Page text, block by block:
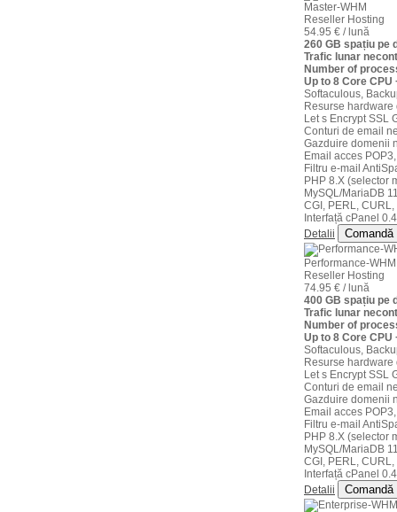
Master-WHM
Reseller Hosting
54.95 € / lună
260 GB spațiu pe
Trafic lunar
Number of
Up to 8 Core CPU
Softaculous,
Resurse hardware
Let s Encrypt SSL
Conturi de email
Gazduire domenii
Email acces
Filtru e-mail
PHP 8.X (selector
MySQL/MariaDB
CGI, PERL,
Interfață cPanel
Detalii
Comandă
Performance-WHM
Reseller Hosting
74.95 € / lună
400 GB spațiu pe
Trafic lunar
Number of
Up to 8 Core CPU
Softaculous,
Resurse hardware
Let s Encrypt SSL
Conturi de email
Gazduire domenii
Email acces
Filtru e-mail
PHP 8.X (selector
MySQL/MariaDB
CGI, PERL,
Interfață cPanel
Detalii
Comandă